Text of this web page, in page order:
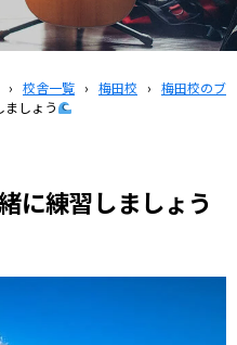
› 校舎一覧 › 梅田校 › 梅田校のブ
ましょう
に練習しましょう